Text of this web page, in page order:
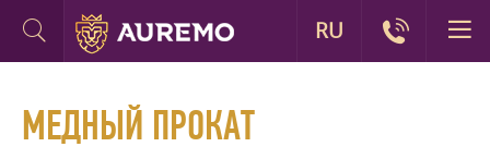
МЕДНЫЙ ПРОКАТ
RU